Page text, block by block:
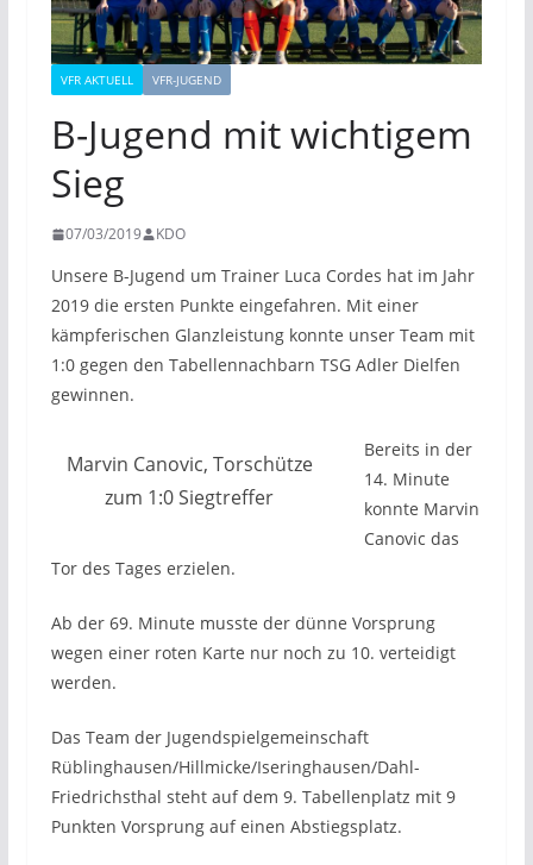
VFR AKTUELL VFR-JUGEND
B-Jugend mit wichtigem
Sieg
07/03/2019 KDO
Unsere B-Jugend um Trainer Luca Cordes hat im Jahr
2019 die ersten Punkte eingefahren. Mit einer
kämpferischen Glanzleistung konnte unser Team mit
1:0 gegen den Tabellennachbarn TSG Adler Dielfen
gewinnen.
Marvin Canovic, Torschütze
zum 1:0 Siegtreffer
Bereits in der
14. Minute
konnte Marvin
Canovic das
Tor des Tages erzielen.
Ab der 69. Minute musste der dünne Vorsprung
wegen einer roten Karte nur noch zu 10. verteidigt
werden.
Das Team der Jugendspielgemeinschaft
Rüblinghausen/Hillmicke/Iseringhausen/Dahl-
Friedrichsthal steht auf dem 9. Tabellenplatz mit 9
Punkten Vorsprung auf einen Abstiegsplatz.